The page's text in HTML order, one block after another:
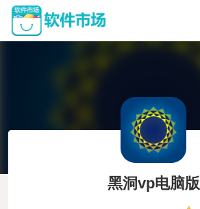
黑洞vp电脑版